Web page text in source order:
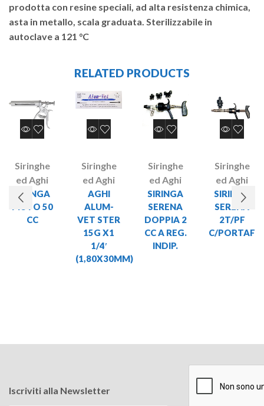
prodotta con resine speciali, ad alta resistenza chimica,
asta in metallo, scala graduata. Sterilizzabile in
autoclave a 121 °C
RELATED PRODUCTS
Siringhe
ed Aghi
SIRINGA
MUTO 50
CC
Siringhe
ed Aghi
AGHI
ALUM-
VET STER
15G X1
1/4′
(1,80X30MM)
Siringhe
ed Aghi
SIRINGA
SERENA
DOPPIA 2
CC A REG.
INDIP.
Siringhe
ed Aghi
SIRINGA
SERENA
2T/PF
C/PORTAF
Iscriviti alla Newsletter